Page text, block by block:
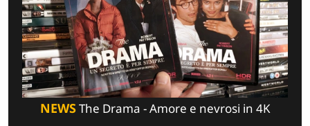
NEWSThe Drama - Amore e nevrosi in 4K